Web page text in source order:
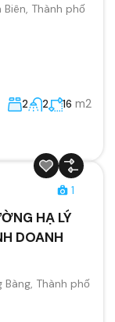
Biên, Thành phố
2 2 16 m2
1
HẠ LÝ
DOANH
Bàng, Thành phố